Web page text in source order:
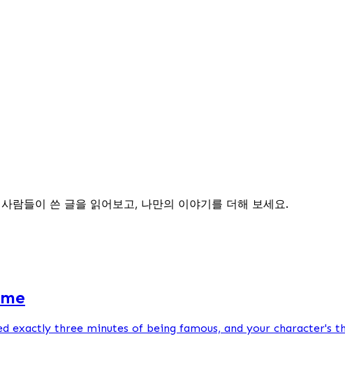
람들이 쓴 글을 읽어보고, 나만의 이야기를 더해 보세요.
exactly three minutes of being famous, and your character's